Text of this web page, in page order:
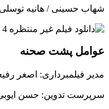
شهاب حسینی / هانیه
عوامل پشت صحنه
مدیر فیلمبرداری: اصغر
سرپرست تدوین: حسن